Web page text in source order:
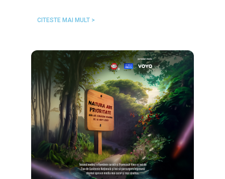
CITESTE MAI MULT >